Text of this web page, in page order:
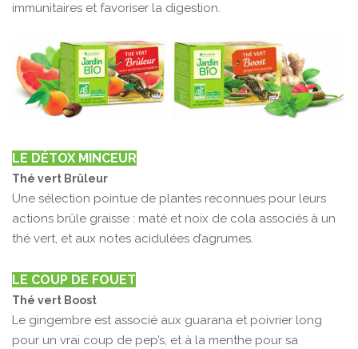
immunitaires et favoriser la digestion.
LE DÉTOX MINCEUR
Thé vert Brûleur
Une sélection pointue de plantes reconnues pour leurs
actions brûle graisse : maté et noix de cola associés à un
thé vert, et aux notes acidulées d’agrumes.
LE COUP DE FOUET
Thé vert Boost
Le gingembre est associé aux guarana et poivrier long
pour un vrai coup de pep’s, et à la menthe pour sa